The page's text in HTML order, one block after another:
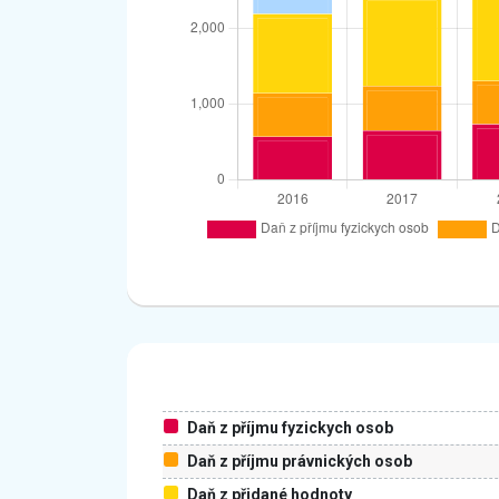
Daň z příjmu fyzickych osob
Daň z příjmu právnických osob
Daň z přidané hodnoty